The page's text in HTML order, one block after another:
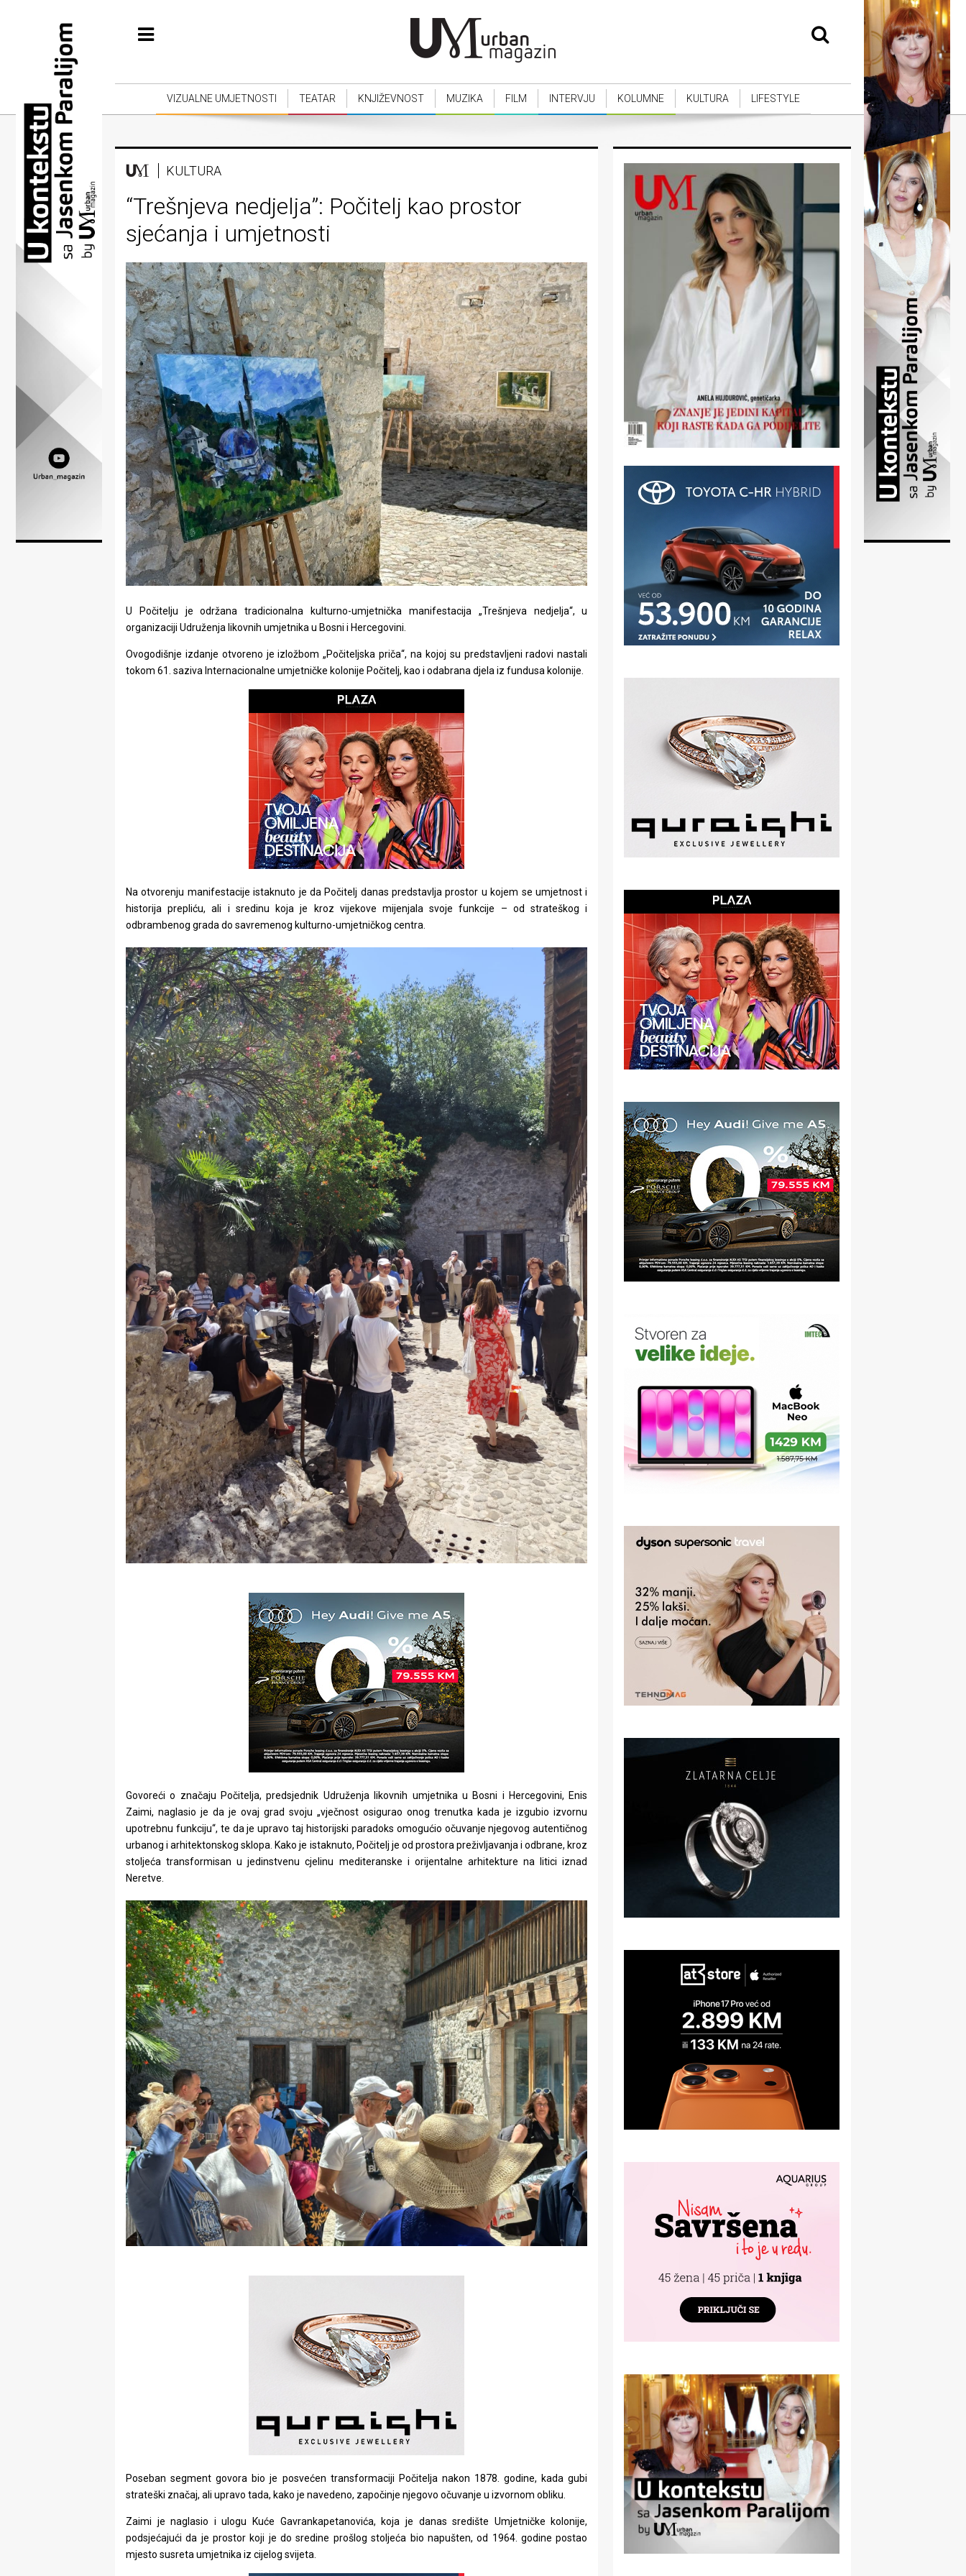
Vizualne
umjetnosti
Teatar
Književnost
Muzika
Film
Intervju
Kolumne
Lifestyle
Beauty
Zdravlje
stolom
u
VIZUALNE UMJETNOSTI TEATAR KNJIŽEVNOST MUZIKA FILM INTERVJU KOLUMNE KULTURA LIFESTYLE
KULTURA
“Trešnjeva nedjelja”: Počitelj kao prostor
sjećanja i umjetnosti
U Počitelju je održana tradicionalna kulturno-umjetnička manifestacija „Trešnjeva nedjelja“, u
organizaciji Udruženja likovnih umjetnika u Bosni i Hercegovini.
Ovogodišnje izdanje otvoreno je izložbom „Počiteljska priča“, na kojoj su predstavljeni radovi nastali
tokom 61. saziva Internacionalne umjetničke kolonije Počitelj, kao i odabrana djela iz fundusa kolonije.
Na otvorenju manifestacije istaknuto je da Počitelj danas predstavlja prostor u kojem se umjetnost i
historija prepliću, ali i sredinu koja je kroz vijekove mijenjala svoje funkcije – od strateškog i
odbrambenog grada do savremenog kulturno-umjetničkog centra.
Govoreći o značaju Počitelja, predsjednik Udruženja likovnih umjetnika u Bosni i Hercegovini, Enis
Zaimi, naglasio je da je ovaj grad svoju „vječnost osigurao onog trenutka kada je izgubio izvornu
upotrebnu funkciju“, te da je upravo taj historijski paradoks omogućio očuvanje njegovog autentičnog
urbanog i arhitektonskog sklopa. Kako je istaknuto, Počitelj je od prostora preživljavanja i odbrane, kroz
stoljeća transformisan u jedinstvenu cjelinu mediteranske i orijentalne arhitekture na litici iznad
Neretve.
Poseban segment govora bio je posvećen transformaciji Počitelja nakon 1878. godine, kada gubi
strateški značaj, ali upravo tada, kako je navedeno, započinje njegovo očuvanje u izvornom obliku.
Zaimi je naglasio i ulogu Kuće Gavrankapetanovića, koja je danas središte Umjetničke kolonije,
podsjećajući da je prostor koji je do sredine prošlog stoljeća bio napušten, od 1964. godine postao
mjesto susreta umjetnika iz cijelog svijeta.